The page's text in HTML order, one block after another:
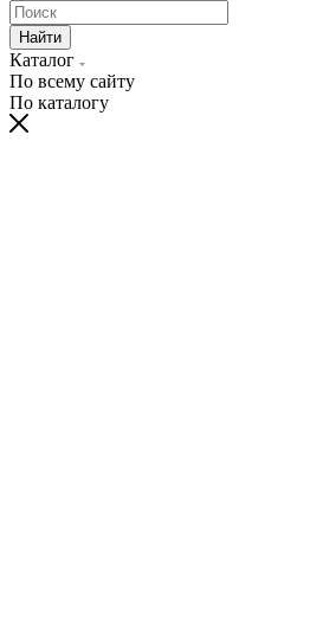
Найти
Каталог
По всему сайту
По каталогу